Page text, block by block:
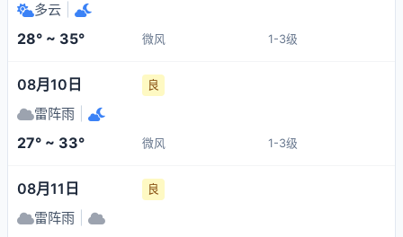
多云
28° ~ 35° 微风 1-3级
08月10日 良
雷阵雨
27° ~ 33° 微风 1-3级
08月11日 良
雷阵雨